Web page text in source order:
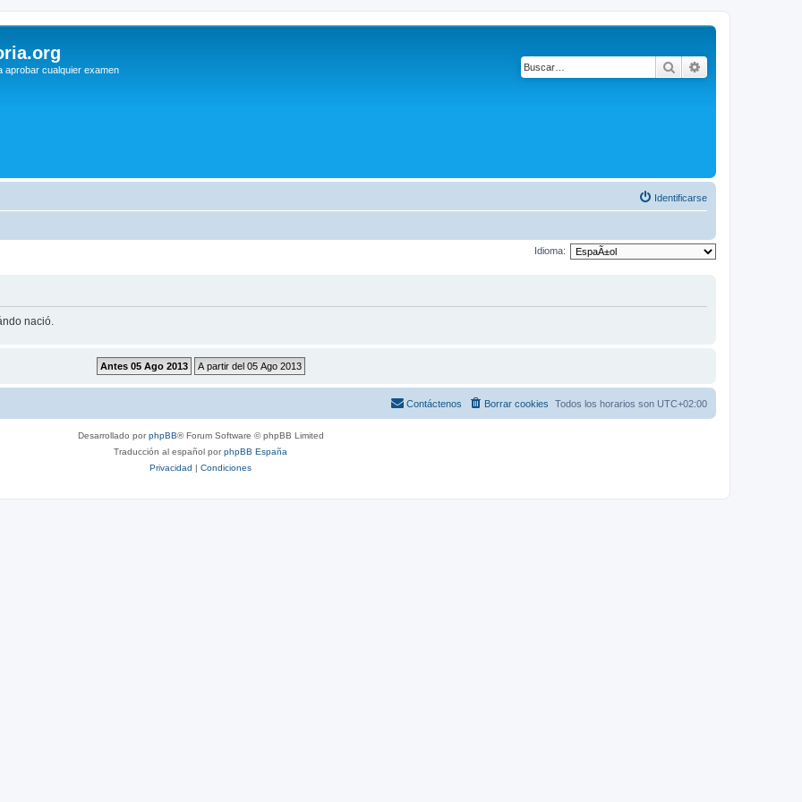
aprobar cualquier examen Buscar
Identificarse
Idioma:
nació.
Todos los horarios son UTC+02:00
Borrar cookies
Contáctenos
Desarrollado porphpBB® Forum Software © phpBB Limited
Traducción al español porphpBB España
Privacidad | Condiciones